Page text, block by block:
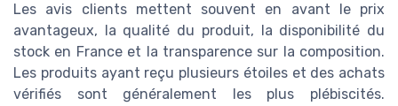
Les avis clients mettent souvent en avant le prix
avantageux, la qualité du produit, la disponibilité du
stock en France et la transparence sur la composition.
Les produits ayant reçu plusieurs étoiles et des achats
vérifiés sont généralement les plus plébiscités.